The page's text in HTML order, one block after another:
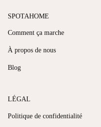
SPOTAHOME
Comment ça marche
À propos de nous
Blog
LÉGAL
Politique de confidentialité